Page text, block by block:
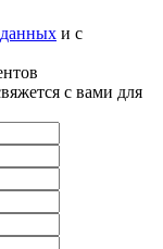
и с
с вами для